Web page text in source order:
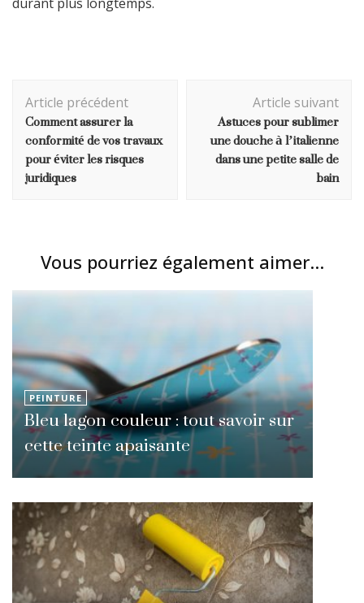
d'article
Article précédent
Comment assurer la
conformité de vos travaux
pour éviter les risques
juridiques
Article suivant
Astuces pour sublimer
une douche à l’italienne
dans une petite salle de
bain
Vous pourriez également aimer...
PEINTURE
Bleu lagon couleur : tout savoir sur
cette teinte apaisante